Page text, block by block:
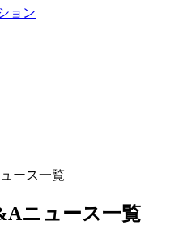
ース一覧
ニュース一覧